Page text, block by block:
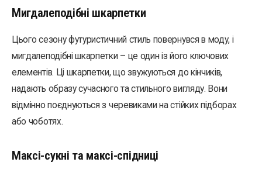
Мигдалеподібні шкарпетки
Цього сезону футуристичний стиль повернувся в моду, і
мигдалеподібні шкарпетки – це один із його ключових
елементів. Ці шкарпетки, що звужуються до кінчиків,
надають образу сучасного та стильного вигляду. Вони
відмінно поєднуються з черевиками на стійких підборах
або чоботях.
Максі-сукні та максі-спідниці